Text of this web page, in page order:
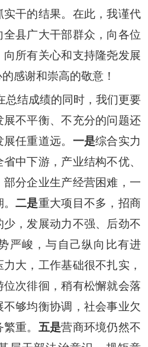
干的结果。在此，我谨代
县广大干部群众，向各位
向所有关心和支持隆尧发展
感谢和崇高的敬意！
总结成绩的同时，我们更要
不平衡、不充分的问题还
任重道远。 一是综合实力
中下游，产业结构不优、
分企业生产经营困难，一
。二是重大项目不多，招商
，发展动力不强、后劲不
严峻，与自己纵向比有进
大，工作基础很不扎实，
次徘徊，稍有松懈就会落
不够均衡协调，社会事业欠
重。 五是营商环境仍然不